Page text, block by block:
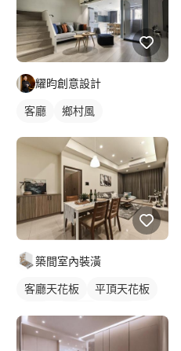
耀昀創意設計
客廳 鄉村風
築間室內裝潢
客廳天花板
平頂天花板
全室照明設計